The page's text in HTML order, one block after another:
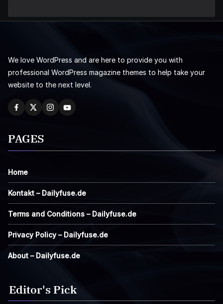
We love WordPress and are here to provide you with
professional WordPress magazine themes to help take your
website to the next level.
PAGES
Home
Kontakt – Dailyfuse.de
Terms and Conditions – Dailyfuse.de
Privacy Policy – Dailyfuse.de
About – Dailyfuse.de
Editor's Pick